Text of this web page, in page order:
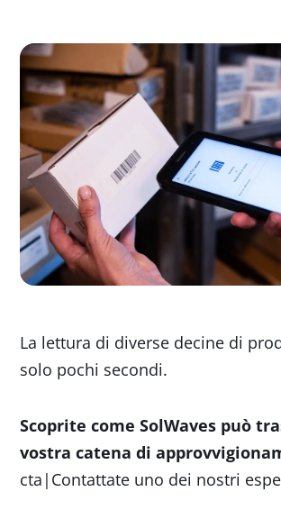
La lettura di diverse decine di
solo pochi secondi.
Scoprite come SolWaves può
vostra catena di
cta|Contattate uno dei nostri